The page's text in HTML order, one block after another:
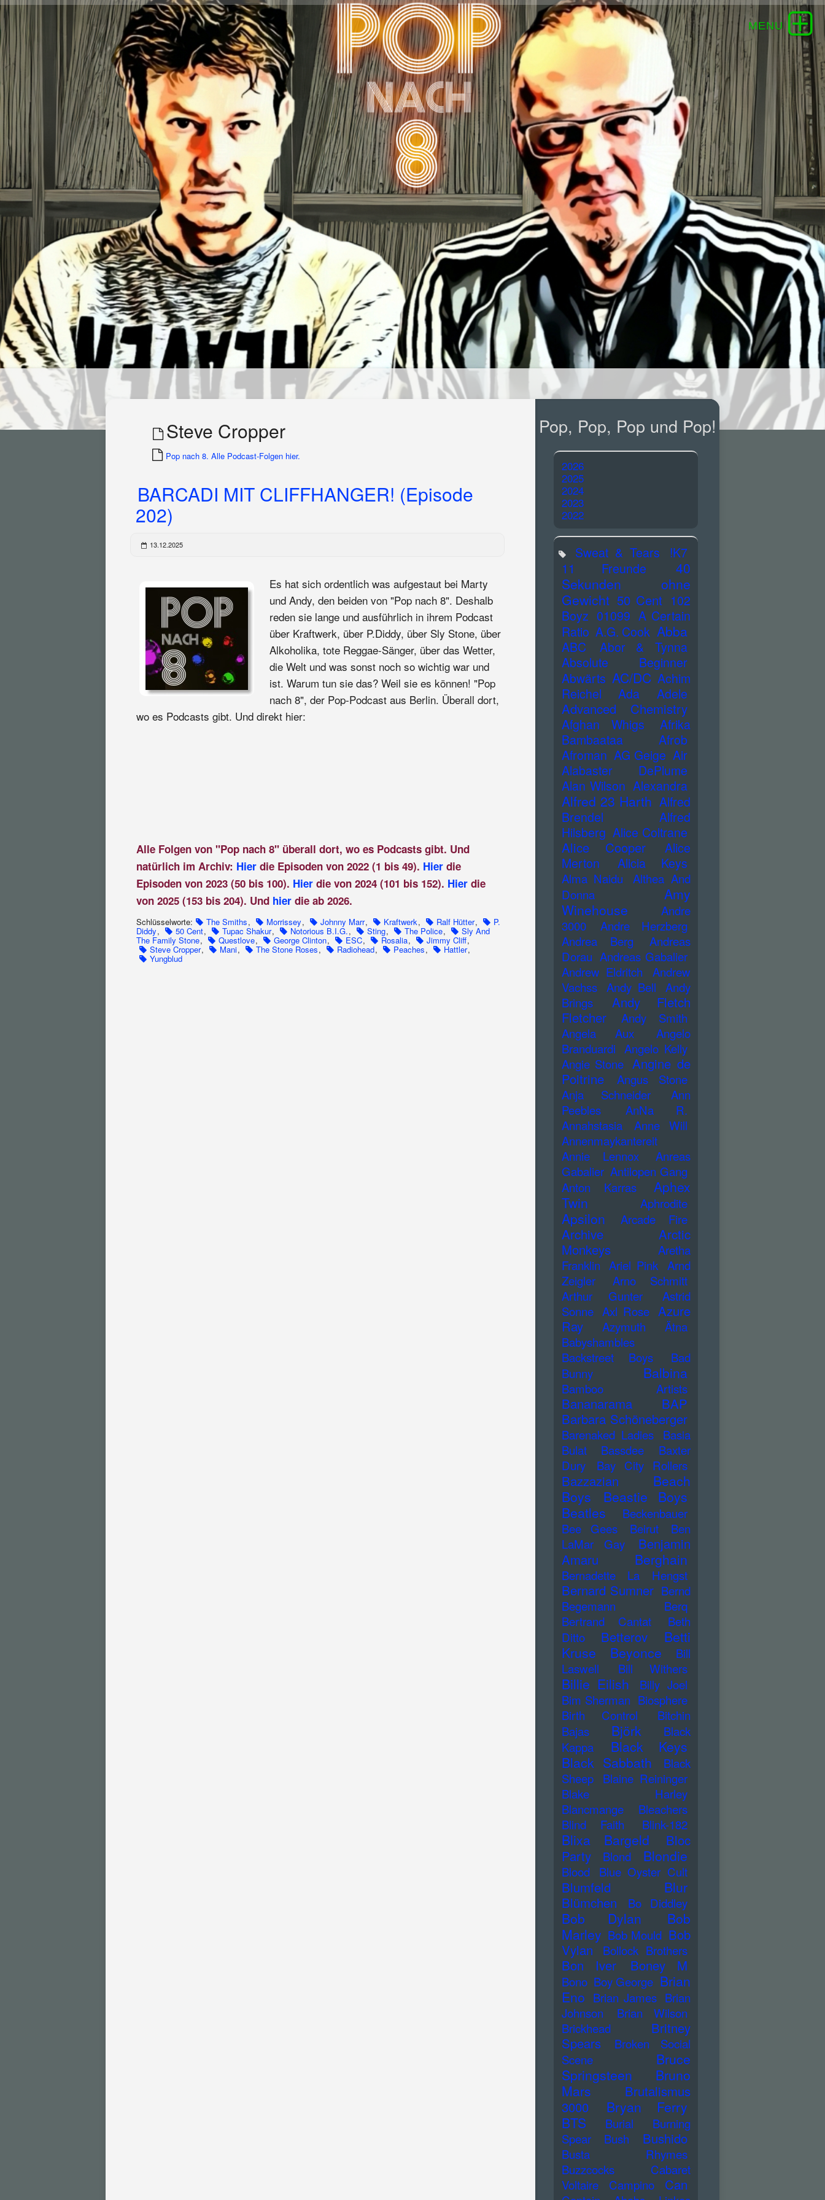
Steve Cropper
Pop nach 8. Alle Podcast-Folgen hier.
BARCADI MIT CLIFFHANGER! (Episode
202)
13.12.2025
Es hat sich ordentlich was aufgestaut bei Marty
und Andy, den beiden von "Pop nach 8". Deshalb
reden sie lange und ausführlich in ihrem Podcast
über Kraftwerk, über P.Diddy, über Sly Stone, über
Alkoholika, tote Reggae-Sänger, über das Wetter,
die Welt und was sonst noch so wichtig war und
ist. Warum tun sie das? Weil sie es können! "Pop
nach 8", der Pop-Podcast aus Berlin. Überall dort,
wo es Podcasts gibt. Und direkt hier:
Alle Folgen von "Pop nach 8" überall dort, wo es Podcasts gibt. Und
natürlich im Archiv: Hier die Episoden von 2022 (1 bis 49). Hier die
Episoden von 2023 (50 bis 100). Hier die von 2024 (101 bis 152). Hier die
von 2025 (153 bis 204). Und hier die ab 2026.
Schlüsselworte: The Smiths, Morrissey, Johnny Marr, Kraftwerk, Ralf Hütter, P.
Diddy, 50 Cent, Tupac Shakur, Notorious B.I.G., Sting, The Police, Sly And
The Family Stone, Questlove, George Clinton, ESC, Rosalia, Jimmy Cliff,
Steve Cropper, Mani, The Stone Roses, Radiohead, Peaches, Hattler,
Yungblud
Pop, Pop, Pop und Pop!
2026
2025
2024
2023
2022
Sweat & Tears
!K7
11 Freunde
40
Sekunden ohne
Gewicht 50 Cent 102
Boyz 01099 A Certain
Ratio A.G. Cook Abba
ABC
Abor & Tynna
Absolute Beginner
Abwärts AC/DC Achim
Reichel
Ada Adele
Advanced Chemistry
Afghan Whigs
Afrika
Bambaataa
Afrob
Afroman AG Geige Air
Alabaster DePlume
Alan Wilson Alexandra
Alfred 23 Harth Alfred
Brendel
Alfred
Hilsberg Alice Coltrane
Alice Cooper
Alice
Merton
Alicia Keys
Alma Naidu
Althea And
Donna
Amy
Winehouse
Andre
3000
Andre Herzberg
Andrea Berg
Andreas
Dorau Andreas Gabalier
Andrew Eldritch
Andrew
Vachss Andy Bell
Andy
Brings
Andy Fletch
Fletcher
Andy Smith
Angela Aux
Angelo
Branduardi Angelo Kelly
Angie Stone Angine de
Poitrine
Angus Stone
Anja Schneider
Ann
Peebles
AnNa R.
Annahstasia
Anne Will
Annenmaykantereit
Annie Lennox
Anreas
Gabalier Antilopen Gang
Anton Karras
Aphex
Twin
Aphrodite
Apsilon Arcade Fire
Archive
Arctic
Monkeys
Aretha
Franklin Ariel Pink Arnd
Zeigler
Arno Schmitt
Arthur Gunter
Astrid
Sonne Axl Rose Azure
Ray
Azymuth
Ätna
Babyshambles
Backstreet Boys
Bad
Bunny
Balbina
Bamboo Artists
Bananarama
BAP
Barbara Schöneberger
Barenaked Ladies
Basia
Bulat
Bassdee
Baxter
Dury
Bay City Rollers
Bazzazian
Beach
Boys
Beastie Boys
Beatles
Beckenbauer
Bee Gees
Beirut
Ben
LaMar Gay
Benjamin
Amaru
Berghain
Bernadette La Hengst
Bernard Sumner Bernd
Begemann
Berq
Bertrand Cantat
Beth
Ditto
Betterov
Betti
Kruse
Beyonce
Bill
Laswell
Bill Withers
Billie Eilish
Billy Joel
Bim Sherman Biosphere
Birth Control
Bitchin
Bajas
Björk
Black
Kappa
Black Keys
Black Sabbath
Black
Sheep
Blaine Reininger
Blake Harley
Blancmange
Bleachers
Blind Faith
Blink-182
Blixa Bargeld
Bloc
Party
Blond Blondie
Blood Blue Oyster Cult
Blumfeld Blur
Blümchen Bo Diddley
Bob Dylan
Bob
Marley Bob Mould Bob
Vylan
Bollock Brothers
Bon Iver Boney M
Bono Boy George Brian
Eno Brian James Brian
Johnson
Brian Wilson
Brickhead
Britney
Spears
Broken Social
Scene
Bruce
Springsteen
Bruno
Mars
Brutalismus
3000
Bryan Ferry
BTS
Burial
Burning
Spear
Bush Bushido
Busta Rhymes
Buzzcocks
Cabaret
Voltaire
Campino Can